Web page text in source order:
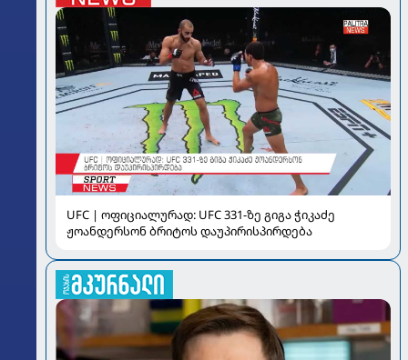
UFC | ოფიციალურად: UFC 331-ზე გიგა ჭიკაძე
ჟოანდერსონ ბრიტოს დაუპირისპირდება